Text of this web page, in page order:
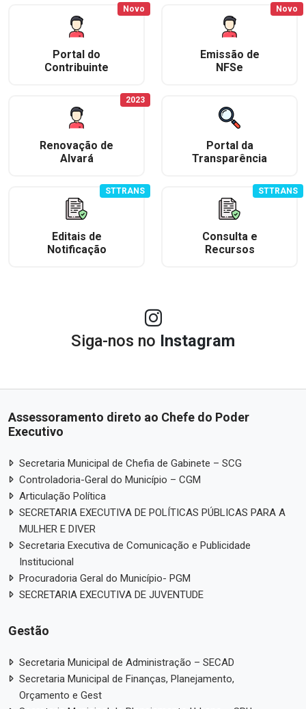
Portal do
Contribuinte
Novo
Emissão de
NFSe
Novo
Renovação de
Alvará
2023
Portal da
Transparência
Editais de
Notificação
STTRANS
Consulta e
Recursos
STTRANS
Siga-nos no Instagram
Assessoramento direto ao Chefe do Poder
Executivo
Secretaria Municipal de Chefia de Gabinete – SCG
Controladoria-Geral do Município – CGM
Articulação Política
SECRETARIA EXECUTIVA DE POLÍTICAS PÚBLICAS PARA A
MULHER E DIVER
Secretaria Executiva de Comunicação e Publicidade
Institucional
Procuradoria Geral do Município- PGM
SECRETARIA EXECUTIVA DE JUVENTUDE
Gestão
Secretaria Municipal de Administração – SECAD
Secretaria Municipal de Finanças, Planejamento,
Orçamento e Gest